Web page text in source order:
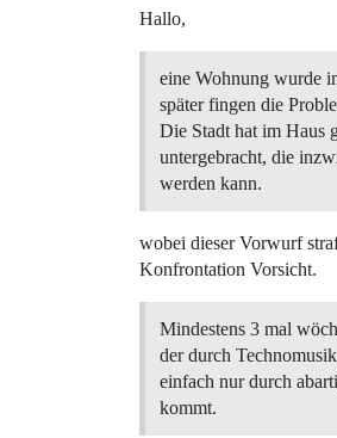
Hallo,
eine Wohnung wurde
später fingen die
Die Stadt hat im Haus
untergebracht, die
werden kann.
wobei dieser Vorwurf
Konfrontation Vorsicht.
Mindestens 3 mal
der durch
einfach nur durch
kommt.